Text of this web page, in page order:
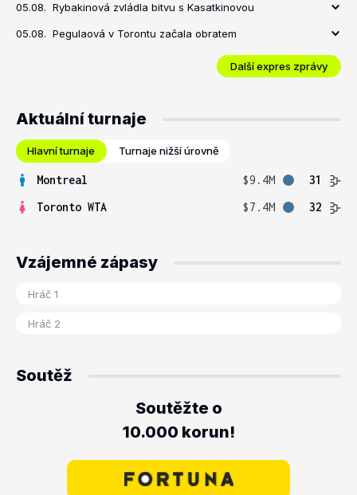
05.08. Rybakinová zvládla bitvu s Kasatkinovou
05.08. Pegulaová v Torontu začala obratem
Další expres zprávy
Aktuální turnaje
Hlavní turnaje Turnaje nižší úrovně
Montreal $9.4M
31
Toronto WTA
$7.4M 32
Vzájemné zápasy
Soutěž
Soutěžte o
10.000 korun!